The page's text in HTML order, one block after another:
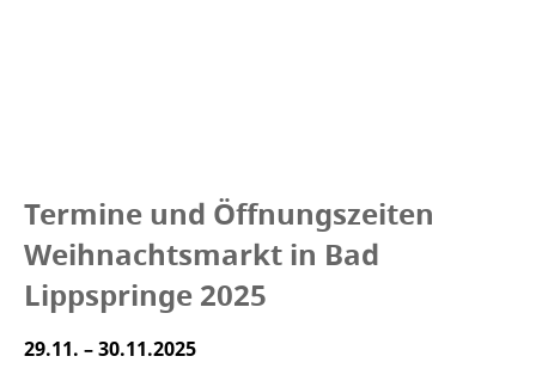
Termine und Öffnungszeiten
Weihnachtsmarkt in Bad
Lippspringe 2025
29.11. – 30.11.2025